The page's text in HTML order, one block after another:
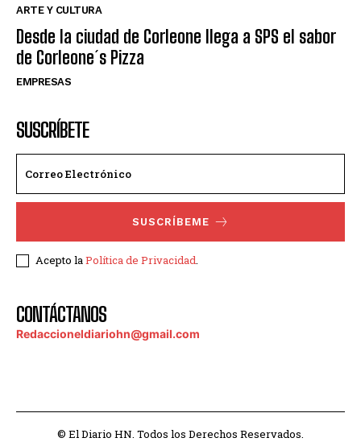
ARTE Y CULTURA
Desde la ciudad de Corleone llega a SPS el sabor
de Corleone´s Pizza
EMPRESAS
SUSCRÍBETE
SUSCRÍBEME
Acepto laPolítica de Privacidad.
CONTÁCTANOS
Redaccioneldiariohn@gmail.com
© El Diario HN. Todos los Derechos Reservados.